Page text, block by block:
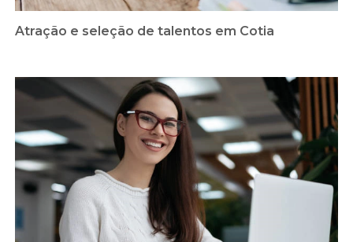
Atração e seleção de talentos em Cotia